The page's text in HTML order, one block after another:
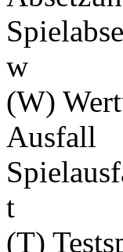
w
(W)
Ausfall
t
(T)